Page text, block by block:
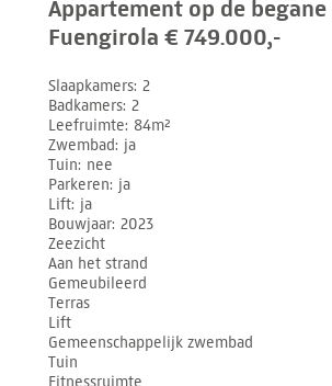
Appartement op de
Fuengirola € 749.000,-
Slaapkamers 2
Badkamers 2
Leefruimte 84m²
Zwembad ja
Tuin nee
Parkeren ja
Lift ja
Bouwjaar 2023
Zeezicht
Aan het strand
Gemeubileerd
Terras
Lift
Gemeenschappelijk zwembad
Tuin